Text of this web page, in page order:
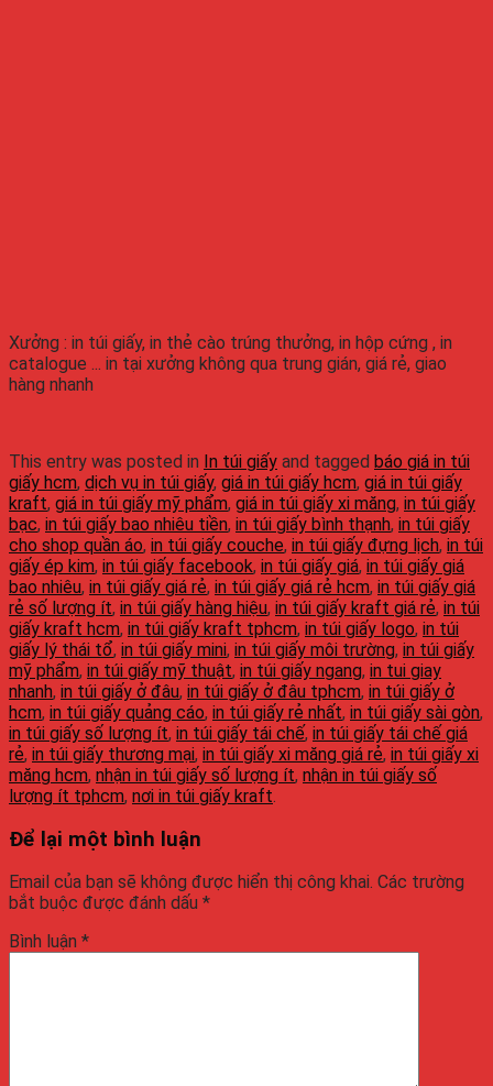
Xưởng : in túi giấy, in thẻ cào trúng thưởng, in hộp cứng , in
catalogue ... in tại xưởng không qua trung gián, giá rẻ, giao
hàng nhanh
This entry was posted in In túi giấy and tagged báo giá in túi
giấy hcm, dịch vụ in túi giấy, giá in túi giấy hcm, giá in túi giấy
kraft, giá in túi giấy mỹ phẩm, giá in túi giấy xi măng, in túi giấy
bạc, in túi giấy bao nhiêu tiền, in túi giấy bình thạnh, in túi giấy
cho shop quần áo, in túi giấy couche, in túi giấy đựng lịch, in túi
giấy ép kim, in túi giấy facebook, in túi giấy giá, in túi giấy giá
bao nhiêu, in túi giấy giá rẻ, in túi giấy giá rẻ hcm, in túi giấy giá
rẻ số lượng ít, in túi giấy hàng hiệu, in túi giấy kraft giá rẻ, in túi
giấy kraft hcm, in túi giấy kraft tphcm, in túi giấy logo, in túi
giấy lý thái tổ, in túi giấy mini, in túi giấy môi trường, in túi giấy
mỹ phẩm, in túi giấy mỹ thuật, in túi giấy ngang, in tui giay
nhanh, in túi giấy ở đâu, in túi giấy ở đâu tphcm, in túi giấy ở
hcm, in túi giấy quảng cáo, in túi giấy rẻ nhất, in túi giấy sài gòn,
in túi giấy số lượng ít, in túi giấy tái chế, in túi giấy tái chế giá
rẻ, in túi giấy thương mại, in túi giấy xi măng giá rẻ, in túi giấy xi
măng hcm, nhận in túi giấy số lượng ít, nhận in túi giấy số
lượng ít tphcm, nơi in túi giấy kraft.
Để lại một bình luận
Email của bạn sẽ không được hiển thị công khai. Các trường
bắt buộc được đánh dấu *
Bình luận *